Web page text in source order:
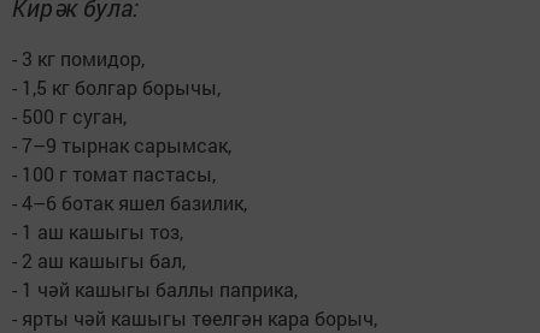
Кирәк була:
- 3 кг помидор,
- 1,5 кг болгар борычы,
- 500 г суган,
- 7–9 тырнак сарымсак,
- 100 г томат пастасы,
- 4–6 ботак яшел базилик,
- 1 аш кашыгы тоз,
- 2 аш кашыгы бал,
- 1 чәй кашыгы баллы паприка,
- ярты чәй кашыгы төелгән кара борыч,